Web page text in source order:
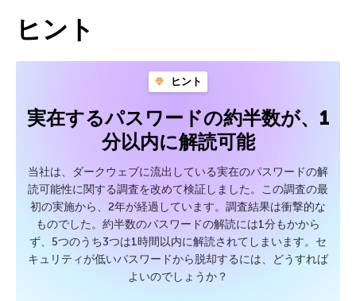
ヒント
ヒント
実在するパスワードの約半数が、1
分以内に解読可能
当社は、ダークウェブに流出している実在のパスワードの解
読可能性に関する調査を改めて検証しました。この調査の最
初の実施から、2年が経過しています。調査結果は衝撃的な
ものでした。約半数のパスワードの解読には1分もかから
ず、5つのうち3つは1時間以内に解読されてしまいます。セ
キュリティが低いパスワードから脱却するには、どうすれば
よいのでしょうか？